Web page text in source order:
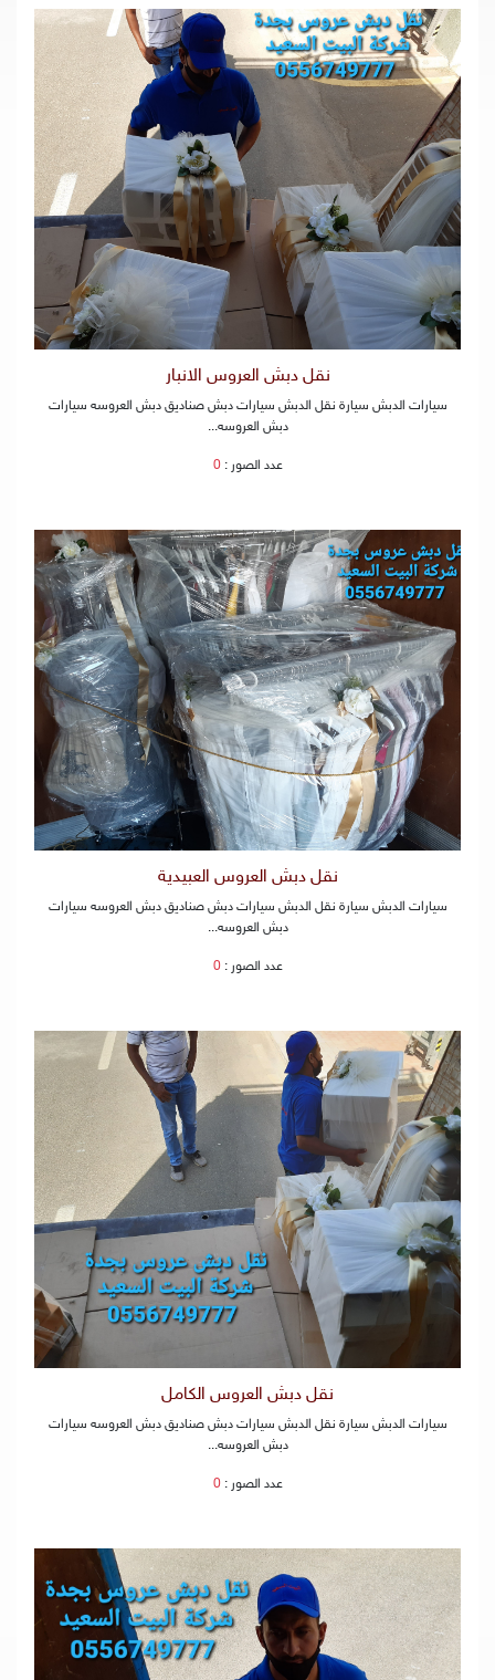
نقل دبش العروس الانبار
سيارات الدبش سيارة نقل الدبش سيارات دبش صناديق دبش العروسه سيارات
دبش العروسه...
عدد الصور :0
نقل دبش العروس العبيدية
سيارات الدبش سيارة نقل الدبش سيارات دبش صناديق دبش العروسه سيارات
دبش العروسه...
عدد الصور :0
نقل دبش العروس الكامل
سيارات الدبش سيارة نقل الدبش سيارات دبش صناديق دبش العروسه سيارات
دبش العروسه...
عدد الصور :0